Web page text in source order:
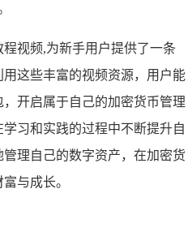
视频,为新手用户提供了一条
这些丰富的视频资源，用户能
开启属于自己的加密货币管理
习和实践的过程中不断提升自
理自己的数字资产，在加密货
与成长。